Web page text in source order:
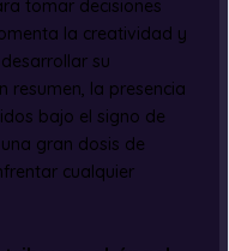
tomar decisiones
la creatividad y
su
resumen, la presencia
bajo el signo de
gran dosis de
cualquier